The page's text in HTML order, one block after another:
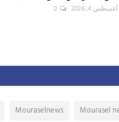
أغسطس 4, 2026 0
Mourasel
Mouraselnews